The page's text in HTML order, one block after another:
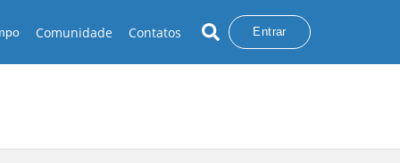
Comunidade Contatos Entrar